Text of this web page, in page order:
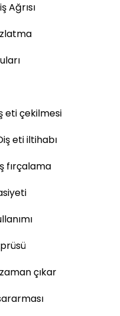
Ağrısı
eti çekilmesi
eti iltihabı
fırçalama
çıkar